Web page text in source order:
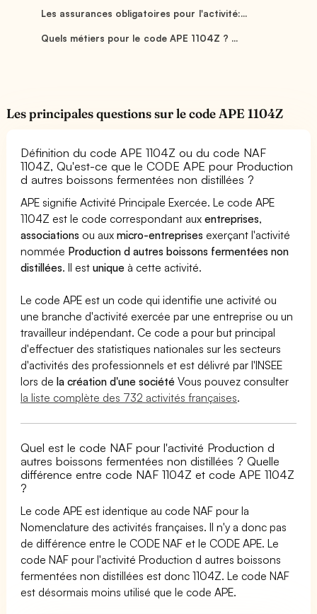
Les assurances obligatoires pour l'activité:...
Quels métiers pour le code APE 1104Z ? ...
Les principales questions sur le code APE 1104Z
Définition du code APE 1104Z ou du code NAF
1104Z, Qu'est-ce que le CODE APE pour Production
d autres boissons fermentées non distillées ?
APE signifie Activité Principale Exercée. Le code APE
1104Z est le code correspondant auxentreprises,
associations ou auxmicro-entreprises exerçant l'activité
nommée Production d autres boissons fermentées non
distillées. Il estunique à cette activité.
Le code APE est un code qui identifie une activité ou
une branche d'activité exercée par une entreprise ou un
travailleur indépendant. Ce code a pour but principal
d'effectuer des statistiques nationales sur les secteurs
d'activités des professionnels et est délivré par l'INSEE
lors dela création d'une société Vous pouvez consulter
la liste complète des 732 activités françaises.
Quel est le code NAF pour l'activité Production d
autres boissons fermentées non distillées ? Quelle
différence entre code NAF 1104Z et code APE 1104Z
?
Le code APE est identique au code NAF pour la
Nomenclature des activités françaises. Il n'y a donc pas
de différence entre le CODE NAF et le CODE APE. Le
code NAF pour l'activité Production d autres boissons
fermentées non distillées est donc 1104Z. Le code NAF
est désormais moins utilisé que le code APE.